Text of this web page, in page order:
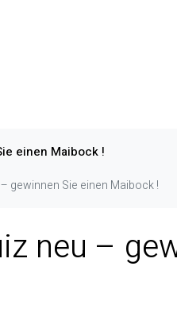
einen Maibock !
gewinnen Sie einen Maibock !
neu –